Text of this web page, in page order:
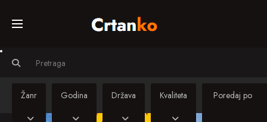
Svi crtiči
Žanr Godina Država Kvaliteta